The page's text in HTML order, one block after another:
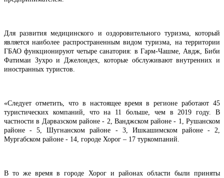
Для развития медицинского и оздоровительного туризма, который
является наиболее распространенным видом туризма, на территории
ГБАО функционируют четыре санатория: в Гарм-Чашме, Авдж, Биби
Фатимаи Зухро и Джелондех, которые обслуживают внутренних и
иностранных туристов.
«Следует отметить, что в настоящее время в регионе работают 45
туристических компаний, что на 11 больше, чем в 2019 году. В
частности в Дарвазском районе - 2, Ванджском районе - 1, Рушанском
районе - 5, Шугнанском районе - 3, Ишкашимском районе - 2,
Мургабском районе - 14, городе Хорог – 17 туркомпаний.
В то же время в городе Хорог и районах области были приняты